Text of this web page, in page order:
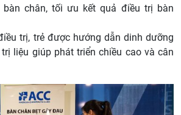
bàn chân, tối ưu kết quả điều trị bàn
trị, trẻ được hướng dẫn dinh dưỡng
liệu giúp phát triển chiều cao và cân